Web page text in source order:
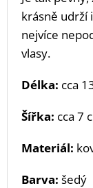
krásně udrží
nejvíce
vlasy.
Délka: cca
Šířka: cca 7
Materiál:
Barva: šedý